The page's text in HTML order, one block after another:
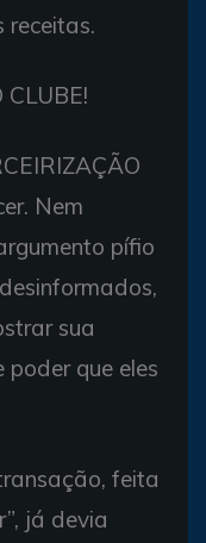
receitas.
CLUBE!
Nem
pífio
sua
poder que eles
feita
já devia